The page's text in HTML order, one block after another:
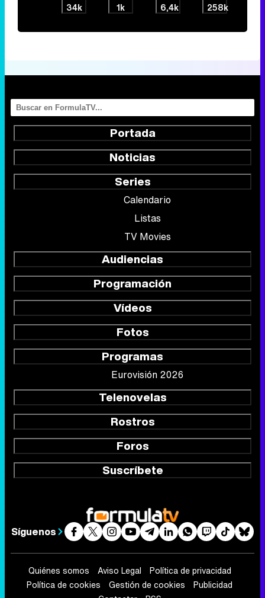
34k 1k 6,4k 258k
Portada
Noticias
Series
Calendario
Listas
TV Movies
Audiencias
Programación
Vídeos
Fotos
Programas
Eurovisión 2026
Telenovelas
Rostros
Foros
Suscríbete
Síguenos
Quiénes somos Aviso Legal
Política de privacidad
Política de cookies
Gestión de cookies
Publicidad